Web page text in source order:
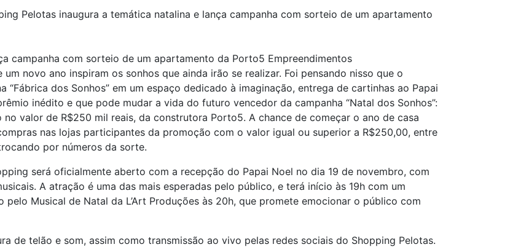
Pelotas inaugura a temática natalina e lança campanha com sorteio de um apartamento
campanha com sorteio de um apartamento da Porto5 Empreendimentos
novo ano inspiram os sonhos que ainda irão se realizar. Foi pensando nisso que o
“Fábrica dos Sonhos” em um espaço dedicado à imaginação, entrega de cartinhas ao Papai
inédito e que pode mudar a vida do futuro vencedor da campanha “Natal dos Sonhos”:
valor de R$250 mil reais, da construtora Porto5. A chance de começar o ano de casa
nas lojas participantes da promoção com o valor igual ou superior a R$250,00, entre
por números da sorte.
será oficialmente aberto com a recepção do Papai Noel no dia 19 de novembro, com
A atração é uma das mais esperadas pelo público, e terá início às 19h com um
Musical de Natal da L’Art Produções às 20h, que promete emocionar o público com
de telão e som, assim como transmissão ao vivo pelas redes sociais do Shopping Pelotas.